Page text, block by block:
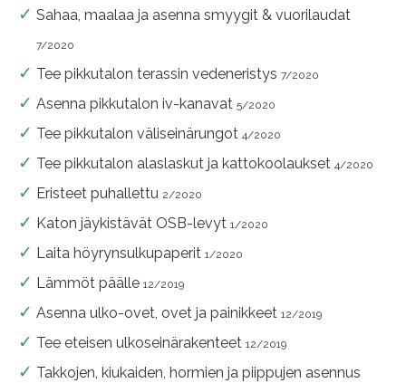
Sahaa, maalaa ja asenna smyygit & vuorilaudat
7/2020
Tee pikkutalon terassin vedeneristys 7/2020
Asenna pikkutalon iv-kanavat 5/2020
Tee pikkutalon väliseinärungot 4/2020
Tee pikkutalon alaslaskut ja kattokoolaukset 4/2020
Eristeet puhallettu 2/2020
Katon jäykistävät OSB-levyt 1/2020
Laita höyrynsulkupaperit 1/2020
Lämmöt päälle 12/2019
Asenna ulko-ovet, ovet ja painikkeet 12/2019
Tee eteisen ulkoseinärakenteet 12/2019
Takkojen, kiukaiden, hormien ja piippujen asennus